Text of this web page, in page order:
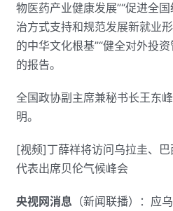
物医药产业健康发展”“促进全
治方式支持和规范发展新就业
的中华文化根基”“健全对外投
的报告。
全国政协副主席兼秘书长王东
明。
[视频]丁薛祥将访问乌拉圭、
代表出席贝伦气候峰会
央视网消息 （新闻联播）：应